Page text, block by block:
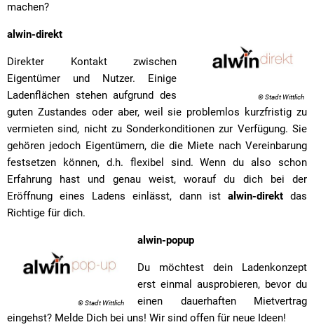
machen?
© Stadt Wittlich
alwin-direkt
Direkter Kontakt zwischen
Eigentümer und Nutzer. Einige
Ladenflächen stehen aufgrund des
guten Zustandes oder aber, weil sie problemlos kurzfristig zu
vermieten sind, nicht zu Sonderkonditionen zur Verfügung. Sie
gehören jedoch Eigentümern, die die Miete nach Vereinbarung
festsetzen können, d.h. flexibel sind. Wenn du also schon
Erfahrung hast und genau weist, worauf du dich bei der
Eröffnung eines Ladens einlässt, dann ist alwin-direktdas
Richtige für dich.
© Stadt Wittlich
alwin-popup
Du möchtest dein Ladenkonzept
erst einmal ausprobieren, bevor du
einen dauerhaften Mietvertrag
eingehst? Melde Dich bei uns! Wir sind offen für neue Ideen!